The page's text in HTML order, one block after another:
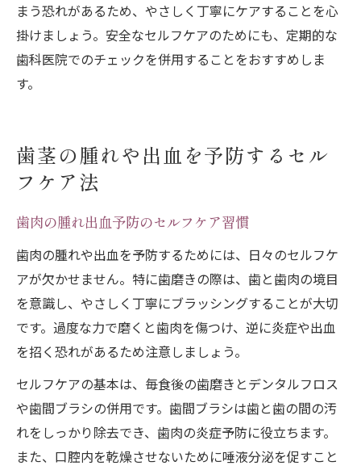
まう恐れがあるため、やさしく丁寧にケアすることを心
掛けましょう。安全なセルフケアのためにも、定期的な
歯科医院でのチェックを併用することをおすすめしま
す。
歯茎の腫れや出血を予防するセル
フケア法
歯肉の腫れ出血予防のセルフケア習慣
歯肉の腫れや出血を予防するためには、日々のセルフケ
アが欠かせません。特に歯磨きの際は、歯と歯肉の境目
を意識し、やさしく丁寧にブラッシングすることが大切
です。過度な力で磨くと歯肉を傷つけ、逆に炎症や出血
を招く恐れがあるため注意しましょう。
セルフケアの基本は、毎食後の歯磨きとデンタルフロス
や歯間ブラシの併用です。歯間ブラシは歯と歯の間の汚
れをしっかり除去でき、歯肉の炎症予防に役立ちます。
また、口腔内を乾燥させないために唾液分泌を促すこと